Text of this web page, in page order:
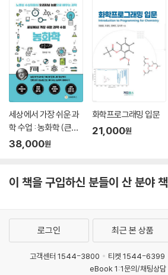
세상에서 가장 쉬운 과
학 수업 : 농화학 (큰글
자책)
38,000원
화학프로그래밍 입문
21,000원
이 책을 구입하신 분들이 산 분야 책
로그인 최근 본 상품
고객센터 1544-3800 티켓 1544-6399
eBook 1:1문의/채팅상담